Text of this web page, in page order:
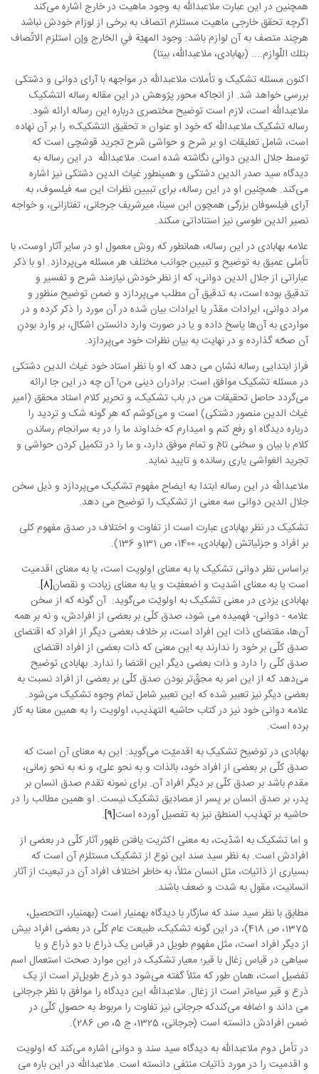
همچنین در این عبارت ملاعبدالله به وجود ماهیت در خارج اشاره می‌کند
اگرچه تحقق خارجی ماهیت مستلزم اتصاف به برخی از لوزام خودش نباشد
هرچند متصف به آن لوازم باشد: وجود المهيّة في الخارج وإن استلزم الاتّصاف
بتلك اللّوازم.... (بهابادی، ملاعبدالله، بیتا)
اکنون مسئله تشکیک و تأملات ملاعبدالله در مواجهه با آرای دوانی و دشتکی
بررسی خواهد شد. از انجاکه محور پژوهش در این مقاله رساله التشکیک
ملاعبدالله است، لازم است توضیح مختصری درباره این رساله ارائه شود.
رساله تشکیک ملاعبدالله که خود او عنوان « تحقیق التشکیک» را بر آن نهاده
است، شامل تعلیقات او بر شرح و حواشى شرح تجرید قوشچى است که
توسط جلال الدین دوانی نگاشته شده است. ملاعبدالله در این رساله به
دیدگاه‌ سید صدر الدین دشتکی و همینطور غیاث الدین دشتکی نیز اشاره
می‌کند. همچنین او در این رساله، برای تبیین نظرات این سه فیلسوف، به
آراى فیلسوفان بزرگی همچون ابن سینا، میرشریف جرجانى، تفتازانى، و خواجه
نصیر الدین طوسى نیز استناداتی مى‏کند.
علامه بهابادی در این رساله، همانطور که روش معمول او در سایر آثار اوست، با
تأملی عمیق به توضیح و تبیین جوانب مختلف هر مسئله می‌پردازد. او با ذکر
عباراتی از جلال الدین دوانی، که از نظر خودش نیازمند شرح و تفسیر و
تدقیق بوده است، به تدقیق آن مطلب می‌پردازد و ضمن توضیح منظور و
مراد دوانی، ایرادات مقدّر یا ایرادات بیان شده در آن مورد را ذکر کرده و در
مواردی به آن‌ها پاسخ داده و یا در صورت وارد دانستن اشکال، بر وارد بودنِ
آن صحّه گذارده و در نهایت به بیان نظرات خود می‌پردازد.
فراز ابتدایی رساله نشان ‌می دهد که او با نظر استاد خود غیاث الدین دشتکی
در مسئله تشکیک موافق است: برادران دینی من! آن چه در این جا ارائه
می‌گردد حاصل تحقیقات من در باب تشکیک، و تحریر کلام استاد محقق (امیر
غیاث الدین منصور دشتکی) است و می‌کوشم که هر گونه شک و تردید را
درباره دیدگاه او رفع کنم و امیدارم که خداوند ما را در به سرانجام رساندن
کلام با بیان و سخنی تامّ و تمام موفق دارد، و ما را در تکمیل کردن حواشی و
تجرید الغواشی یاری رسانده و تایید نماید.
ملاعبدالله در این رساله ابتدا به ایضاح مفهوم تشکیک می‌پردازد و ذیل سخن
جلال الدین دوانی سه معنی از تشکیک را توضیح می دهد.
تشکیک در نظر بهابادی عبارت است از تفاوت و اختلاف در صدق مفهوم کلی
بر افراد و جزئیاتش (بهابادی، 1400، ص 131و 136).
براساس نظر دوانی تشکیک یا به معنای اولویت است، یا به معنای اقدمیت
است یا به معنای اشدیت و اضعفیّت و یا به معنای زیادت و نقصان[8]
.
بهابادی یزدی در معنی تشکیک به اولویّت می‌گوید: آن گونه که از سخن
علامه - دوانی- فهمیده می شود، صدق کلّی بر بعضی از افرادش، و نه بر همه
آن‌ها، مقتضای ذات این افراد است، بر خلاف بعضی دیگر از افرادِ که اقتضای
صدق کلّی بر خود را ندارند به این معنی که ذات بعضی از افراد اقتضای
صدق کلّی را دارد و ذات بعضی دیگر این اقتضا را ندارد. بهابادی توضیح
می‌دهد که از این امر به محِقّ‌تر بودن صدق کلّی بر بعضی از افراد نسبت به
بعضی دیگر نیز تعبیر شده که این تعبیر شامل تمام وجوه تشکیک می‌شود.
علامه دوانی خود نیز در کتاب حاشیه التهذیب، اولویت را به همین معنا به کار
برده است.
بهابادی در توضیح تشکیکِ به اقدمیّت می‌گوید: این به معنای آن است که
صدق کلّی بر بعضی از افراد خود، بالذات و به نحو علیّ، و نه به نحو زمانی،
مقدم باشد بر صدق کلّی بر دیگر افراد آن. برای نمونه تقدم صدق انسان بر
پدر، بر صدق انسان بر پسر از مصادیق تشکیک نیست. او همین مطالب را در
حاشیه بر تهذیب المنطق نیز به تفصیل آورده است[9]
.
و اما تشکیک به اشدّیت، به معنی اکثریت یافتن ظهور آثار کلّی در بعضی از
افرادش است. به نظر سید سند این نوع از تشکیک مستلزم آن است که
بسیاری از ذاتیات، مثل انسان مثلاً، به خاطر اختلاف افراد آن در تبعیت از آثار
انسانیت، مقول به شدت و ضعف باشند.
مطابق با نظر سید سند که سازگار با دیدگاه بهمنیار است (بهمنیار، التحصیل،
1375، ص 418)، در این گونه تشکیک، طبیعت عام کلّی در بعضی افراد بیش
از دیگر افراد است، مثل مفهوم طویل در قیاس یک ذراع با دو ذراع و یا
سیاهی در قیاس زغال با قیر؛ معیار تشکیک در این موارد صحت استعمال اسم
تفضیل است، همان طور که مثلاً گفته می‌شود دو ذرع طویل‌تر است از یک
ذرع و قیر سیاه‌تر است از زغال. ملاعبدالله این دیدگاه را موافق با نظر جرجانی
می داند و اضافه می‌کندکه جرجانی نیز تفاوت را مربوط به حصولِ کلّی در
ضمن افرادش دانسته است (جرجانی، 1325، ج 5، ص 286).
در تأمل دوم ملاعبدالله به دیدگاه سید سند و دوانی اشاره می‌کند که اولویت
و اقدمیت را در مورد ذاتیات منتفی دانسته است. ملاعبدالله در این باره می